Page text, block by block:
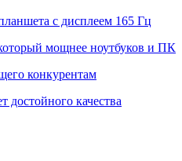
с дисплеем 165 Гц
мощнее ноутбуков и ПК
конкурентам
качества